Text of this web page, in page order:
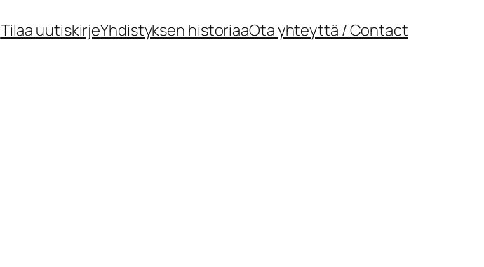
Tilaa uutiskirjeYhdistyksen historiaaOta yhteyttä / Contact